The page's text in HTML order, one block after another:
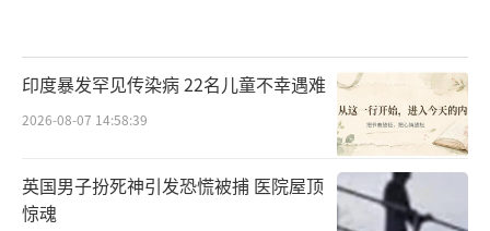
印度暴发罕见传染病 22名儿童不幸遇难
2026-08-07 14:58:39
英国男子扮死神引发恐慌被捕 医院屋顶
惊魂